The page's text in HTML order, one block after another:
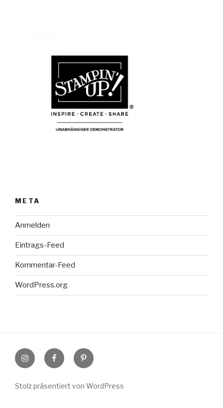
META
Anmelden
Eintrags-Feed
Kommentar-Feed
WordPress.org
InstagramFacebookPinterest
Stolz präsentiert von WordPress